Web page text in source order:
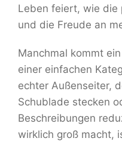
Leben feiert, wie die
und die Freude an
Manchmal kommt
einer einfachen
echter Außenseiter,
Schublade stecken
Beschreibungen
wirklich groß macht,